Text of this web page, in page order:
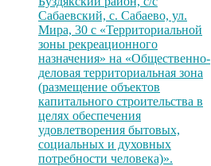
Сабаевский, с. Сабаево, ул.
Мира, 30 с «Территориальной
зоны рекреационного
назначения» на «Общественно-
деловая территориальная зона
(размещение объектов
капитального строительства в
целях обеспечения
удовлетворения бытовых,
социальных и духовных
потребности человека)».